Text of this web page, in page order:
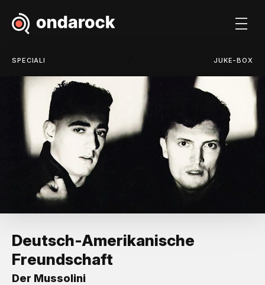
SPECIALI JUKE-BOX
Deutsch-Amerikanische
Freundschaft
Der Mussolini